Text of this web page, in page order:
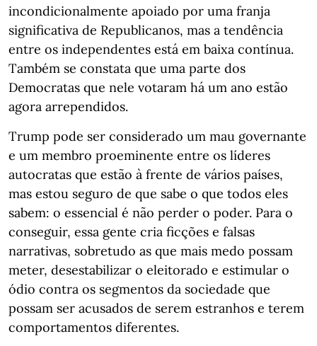
incondicionalmente apoiado por uma franja
significativa de Republicanos, mas a tendência
entre os independentes está em baixa contínua.
Também se constata que uma parte dos
Democratas que nele votaram há um ano estão
agora arrependidos.
Trump pode ser considerado um mau governante
e um membro proeminente entre os líderes
autocratas que estão à frente de vários países,
mas estou seguro de que sabe o que todos eles
sabem: o essencial é não perder o poder. Para o
conseguir, essa gente cria ficções e falsas
narrativas, sobretudo as que mais medo possam
meter, desestabilizar o eleitorado e estimular o
ódio contra os segmentos da sociedade que
possam ser acusados de serem estranhos e terem
comportamentos diferentes.